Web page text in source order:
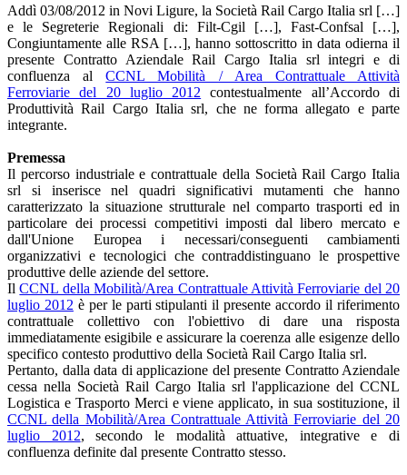
Addì 03/08/2012 in Novi Ligure, la Società Rail Cargo Italia srl […]
e le Segreterie Regionali di: Filt-Cgil […], Fast-Confsal […],
Congiuntamente alle RSA […], hanno sottoscritto in data odierna il
presente Contratto Aziendale Rail Cargo Italia srl integri e di
confluenza alCCNL Mobilità / Area Contrattuale Attività
Ferroviarie del 20 luglio 2012 contestualmente all’Accordo di
Produttività Rail Cargo Italia srl, che ne forma allegato e parte
integrante.
Premessa
Il percorso industriale e contrattuale della Società Rail Cargo Italia
srl si inserisce nel quadri significativi mutamenti che hanno
caratterizzato la situazione strutturale nel comparto trasporti ed in
particolare dei processi competitivi imposti dal libero mercato e
dall'Unione Europea i necessari/conseguenti cambiamenti
organizzativi e tecnologici che contraddistinguano le prospettive
produttive delle aziende del settore.
IlCCNL della Mobilità/Area Contrattuale Attività Ferroviarie del 20
luglio 2012 è per le parti stipulanti il presente accordo il riferimento
contrattuale collettivo con l'obiettivo di dare una risposta
immediatamente esigibile e assicurare la coerenza alle esigenze dello
specifico contesto produttivo della Società Rail Cargo Italia srl.
Pertanto, dalla data di applicazione del presente Contratto Aziendale
cessa nella Società Rail Cargo Italia srl l'applicazione del CCNL
Logistica e Trasporto Merci e viene applicato, in sua sostituzione, il
CCNL della Mobilità/Area Contrattuale Attività Ferroviarie del 20
luglio 2012, secondo le modalità attuative, integrative e di
confluenza definite dal presente Contratto stesso.